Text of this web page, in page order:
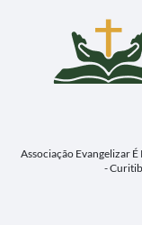
Associação Evangelizar É
-